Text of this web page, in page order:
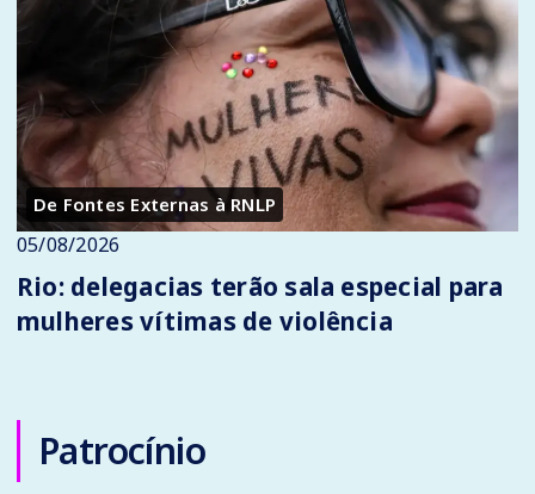
De Fontes Externas à RNLP
05/08/2026
Rio: delegacias terão sala especial para
mulheres vítimas de violência
Patrocínio